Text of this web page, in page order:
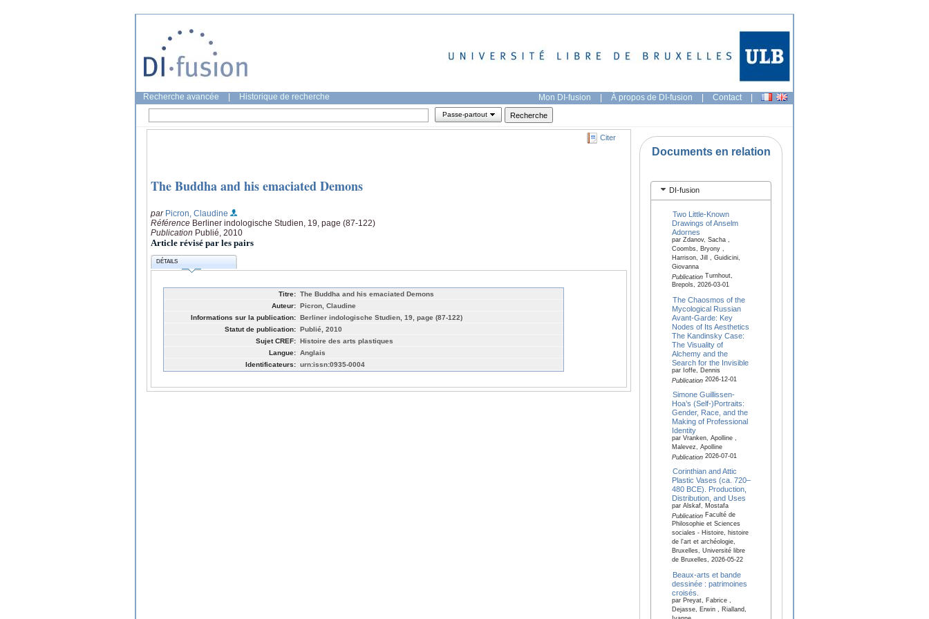
Recherche avancée Historique de recherche Mon DI-fusion | À propos de DI-fusion | Contact |
Passe-partout
Citer
The Buddha and his emaciated Demons
par Picron, Claudine
Référence Berliner indologische Studien, 19, page (87-122)
Publication Publié, 2010
Article révisé par les pairs
DÉTAILS
Titre: The Buddha and his emaciated Demons
Auteur: Picron, Claudine
Informations sur la publication: Berliner indologische Studien, 19, page (87-122)
Statut de publication: Publié, 2010
Sujet CREF: Histoire des arts plastiques
Langue: Anglais
Identificateurs: urn:issn:0935-0004
Documents en relation
DI-fusion
Two Little-Known
Drawings of Anselm
Adornes
par Zdanov, Sacha ,
Coombs, Bryony ,
Harrison, Jill , Guidicini,
Giovanna
PublicationTurnhout,
Brepols, 2026-03-01
The Chaosmos of the
Mycological Russian
Avant-Garde: Key
Nodes of Its Aesthetics
The Kandinsky Case:
The Visuality of
Alchemy and the
Search for the Invisible
par Ioffe, Dennis
Publication2026-12-01
Simone Guillissen-
Hoa’s (Self-)Portraits:
Gender, Race, and the
Making of Professional
Identity
par Vranken, Apolline ,
Malevez, Apolline
Publication2026-07-01
Corinthian and Attic
Plastic Vases (ca. 720–
480 BCE). Production,
Distribution, and Uses
par Alskaf, Mostafa
PublicationFaculté de
Philosophie et Sciences
sociales - Histoire, histoire
de l'art et archéologie,
Bruxelles, Université libre
de Bruxelles, 2026-05-22
Beaux-arts et bande
dessinée : patrimoines
croisés.
par Preyat, Fabrice ,
Dejasse, Erwin , Rialland,